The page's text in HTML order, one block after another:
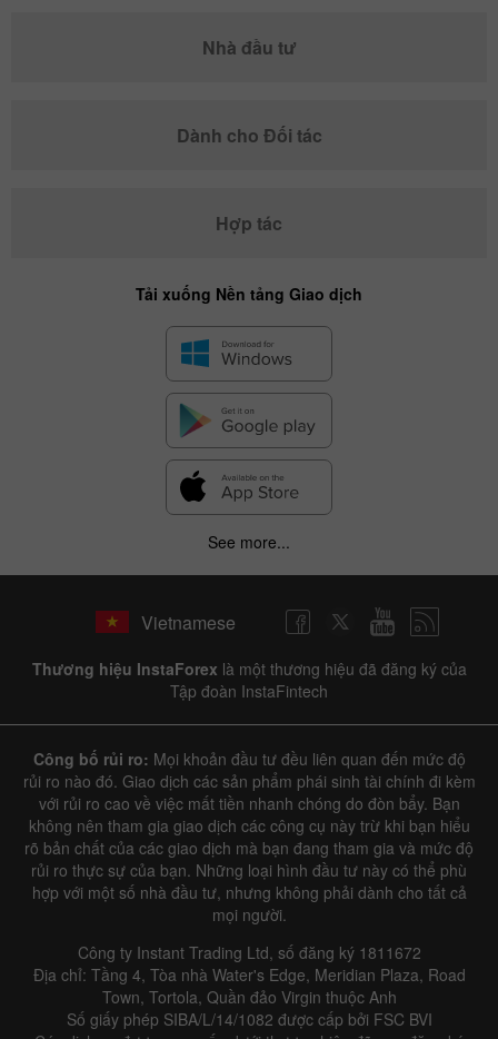
Hide chart
1 year / 2 years / 3 years / 4 years| Actual Forecast Previous|
Data not found
Details about the event
History
Nhà đầu tư
Dành cho Đối tác
Hợp tác
Tải xuống Nền tảng Giao dịch
See more...
Vietnamese
Thương hiệu InstaForex là một thương hiệu đã đăng ký của
Tập đoàn InstaFintech
Công bố rủi ro: Mọi khoản đầu tư đều liên quan đến mức độ
rủi ro nào đó. Giao dịch các sản phẩm phái sinh tài chính đi kèm
với rủi ro cao về việc mất tiền nhanh chóng do đòn bẩy. Bạn
không nên tham gia giao dịch các công cụ này trừ khi bạn hiểu
rõ bản chất của các giao dịch mà bạn đang tham gia và mức độ
rủi ro thực sự của bạn. Những loại hình đầu tư này có thể phù
hợp với một số nhà đầu tư, nhưng không phải dành cho tất cả
mọi người.
Công ty Instant Trading Ltd, số đăng ký 1811672
Địa chỉ: Tầng 4, Tòa nhà Water's Edge, Meridian Plaza, Road
Town, Tortola, Quần đảo Virgin thuộc Anh
Số giấy phép SIBA/L/14/1082 được cấp bởi FSC BVI